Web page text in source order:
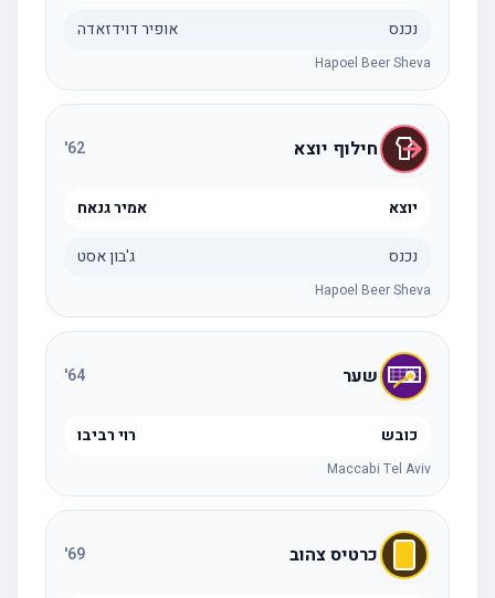
נכנס אופיר דוידזאדה
Hapoel Beer Sheva
חילוף יוצא 62
'
יוצא אמיר גנאח
נכנס ג'בון אסט
Hapoel Beer Sheva
שער 64
'
כובש רוי רביבו
Maccabi Tel Aviv
כרטיס צהוב 69
'